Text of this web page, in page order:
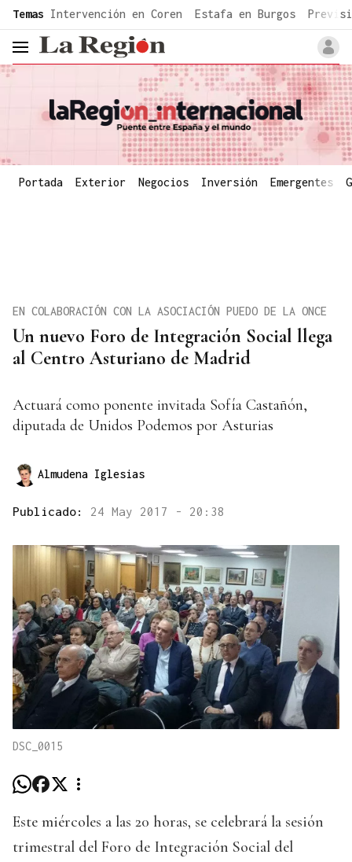
common.go-to-content
Temas Intervención en Coren Estafa en Burgos
header.menu.open
Portada Exterior Negocios Inversión Emergentes
Un nuevo Foro de Integración Social llega
al Centro Asturiano de Madrid
EN COLABORACIÓN CON LA ASOCIACIÓN PUEDO DE LA ONCE
Actuará como ponente invitada Sofía Castañón,
diputada de Unidos Podemos por Asturias
Almudena Iglesias
Publicado: 24 May 2017 - 20:38
DSC_0015
Este miércoles a las 20 horas, se celebrará la sesión
trimestral del Foro de Integración Social del